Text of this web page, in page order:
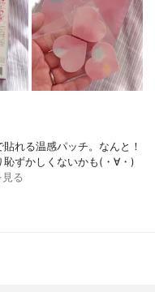
れる温感パッチ。なんと！
ずかしくないかも(・∀・)
る